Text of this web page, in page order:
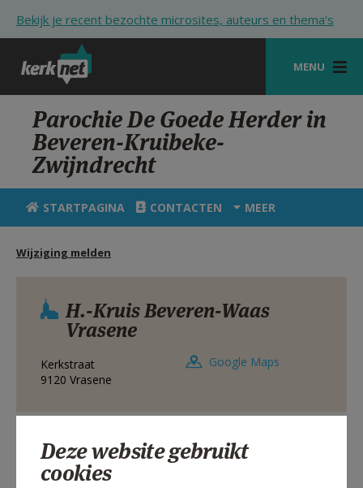
Bekijk je recent bezochte microsites, auteurs en thema's
MENU
STARTPAGINA
KERK
VIERINGEN
SHOP
ZOEKEN
STARTPAGINA PORTAAL
AANMELDEN OF REGISTREREN
Parochie De Goede Herder in
Beveren-Kruibeke-
Zwijndrecht
STARTPAGINA CONTACTEN MEER
Wijziging melden
H.-Kruis Beveren-Waas
Vrasene
Kerkstraat
9120 Vrasene
Google Maps
Deze website gebruikt
cookies